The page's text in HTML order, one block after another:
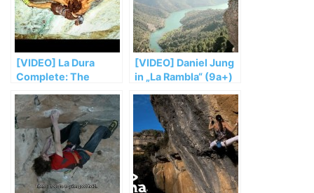
[VIDEO] La Dura
Complete: The
In The World
[VIDEO] Daniel Jung
in „La Rambla“ (9a+)